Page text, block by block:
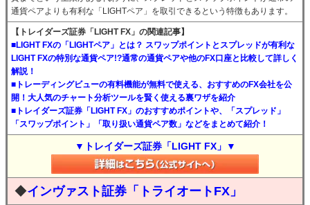
通貨ペアよりも有利な「LIGHTペア」を取引できるという特徴もあります。
【トレイダーズ証券「LIGHT FX」の関連記事】
■LIGHT FXの「LIGHTペア」とは？ スワップポイントとスプレッドが有利な
LIGHT FXの特別な通貨ペア!?通常の通貨ペアや他のFX口座と比較して詳しく
解説！
■トレーディングビューの有料機能が無料で使える、おすすめのFX会社を公
開！大人気のチャート分析ツールを賢く使える裏ワザを紹介
■トレイダーズ証券「LIGHT FX」のおすすめポイントや、「スプレッド」
「スワップポイント」「取り扱い通貨ペア数」などをまとめて紹介！
▼トレイダーズ証券「LIGHT FX」▼
◆インヴァスト証券「トライオートFX」